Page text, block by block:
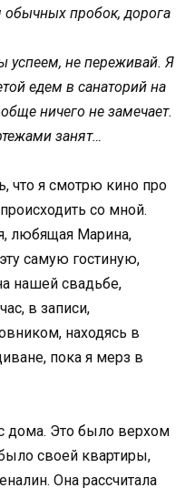
обычных пробок, дорога
успеем, не переживай. Я
едем в санаторий на
ничего не замечает.
занят…
что я смотрю кино про
со мной.
любящая Марина,
самую гостиную,
нашей свадьбе,
в записи,
находясь в
пока я мерз в
дома. Это было верхом
своей квартиры,
Она рассчитала